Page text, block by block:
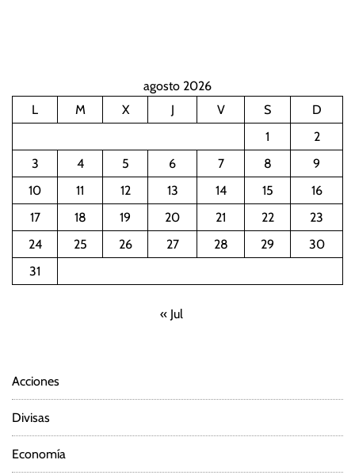
agosto 2026
L
M X J V S
D
1
2
3
4 5 6 7 8
9
10
11 12 13 14 15
16
17
18 19 20 21 22
23
24
25 26 27 28 29
30
31
« Jul
Acciones
Divisas
Economía